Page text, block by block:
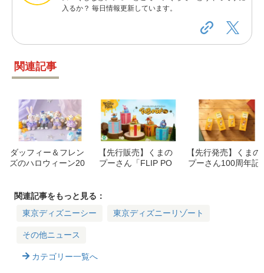
入るか？ 毎日情報更新しています。
関連記事
ダッフィー＆フレン
ズのハロウィーン20
京ディズニーシー】
【先行販売】くまの
プーさん「FLIP PO
【先行発売】くまの
プーさん100周年記
関連記事をもっと見る：
東京ディズニーシー
東京ディズニーリゾート
その他ニュース
カテゴリー一覧へ